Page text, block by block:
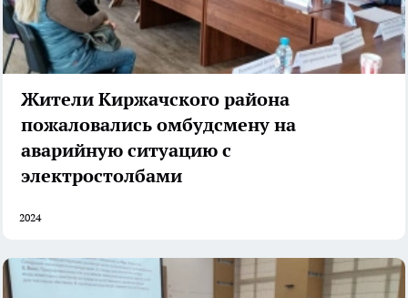
Жители Киржачского района
пожаловались омбудсмену на
аварийную ситуацию с
электростолбами
2024